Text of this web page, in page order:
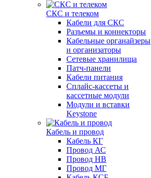
СКС и телеком
Кабели для СКС
Разъемы и коннекторы
Кабельные органайзеры
и организаторы
Сетевые хранилища
Патч-панели
Кабели питания
Сплайс-кассеты и
кассетные модули
Модули и вставки
Keystone
Кабель и провод
Кабель КГ
Провод АС
Провод НВ
Провод МГ